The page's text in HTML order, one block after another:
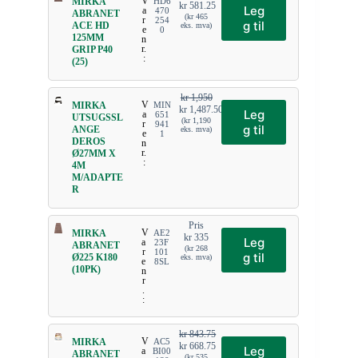
ABRANET
ACE HD
125MM
GRIP P40
(25)
a
r
e
n
r.
:
470
254
0
kr 581.25
(kr465
eks. mva)
Leg
g til
MIRKA
UTSUGSSL
ANGE
DEROS
Ø27MM X
4M
M/ADAPTE
R
V
a
r
e
n
r.
:
MIN
651
941
1
kr1,950
kr 1,487.50
(kr1,190
eks. mva)
Leg
g til
MIRKA
ABRANET
Ø225 K180
(10PK)
V
a
r
e
n
r
.
:
AE2
23F
101
8SL
Pris
kr 335
(kr268
eks. mva)
Leg
g til
MIRKA
ABRANET
V
a
AC5
BI00
kr843.75
kr 668.75
Leg